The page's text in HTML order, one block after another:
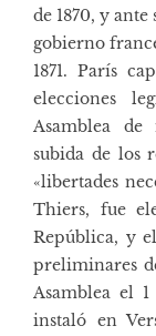
de 1870, y
gobierno
1871. París
elecciones
Asamblea de
subida de los
«libertades
Thiers, fue
República, y
preliminares
Asamblea el
instaló en